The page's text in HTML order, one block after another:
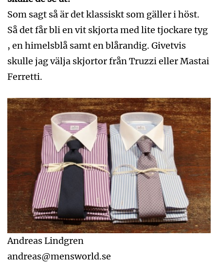
Som sagt så är det klassiskt som gäller i höst.
Så det får bli en vit skjorta med lite tjockare tyg
, en himelsblå samt en blårandig. Givetvis
skulle jag välja skjortor från Truzzi eller Mastai
Ferretti.
Andreas Lindgren
andreas@mensworld.se